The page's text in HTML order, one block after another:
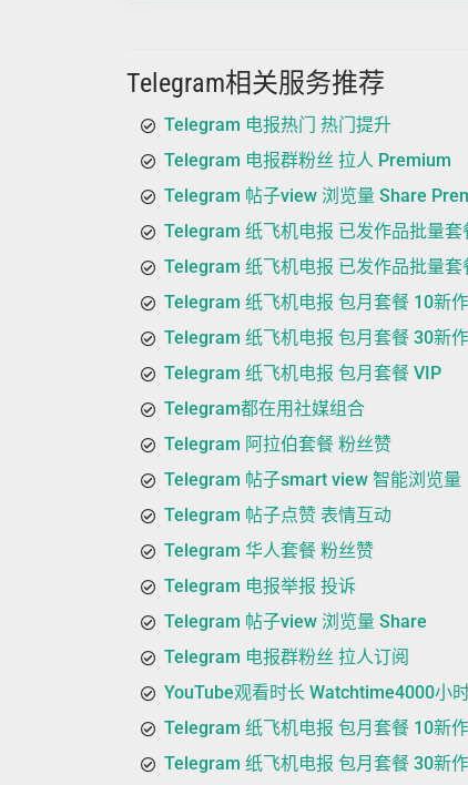
Telegram相关服务推荐
Telegram 电报热门 热门提升
Telegram 电报群粉丝 拉人 Premium
Telegram 帖子view 浏览量 Share
Telegram 纸飞机电报 已发作品批量套
Telegram 纸飞机电报 已发作品批量
Telegram 纸飞机电报 包月套餐 10新
Telegram 纸飞机电报 包月套餐 30新
Telegram 纸飞机电报 包月套餐 VIP
Telegram都在用社媒组合
Telegram 阿拉伯套餐 粉丝赞
Telegram 帖子smart view 智能浏览量
Telegram 帖子点赞 表情互动
Telegram 华人套餐 粉丝赞
Telegram 电报举报 投诉
Telegram 帖子view 浏览量 Share
Telegram 电报群粉丝 拉人订阅
YouTube观看时长 Watchtime4000小
Telegram 纸飞机电报 包月套餐 10新
Telegram 纸飞机电报 包月套餐 30新